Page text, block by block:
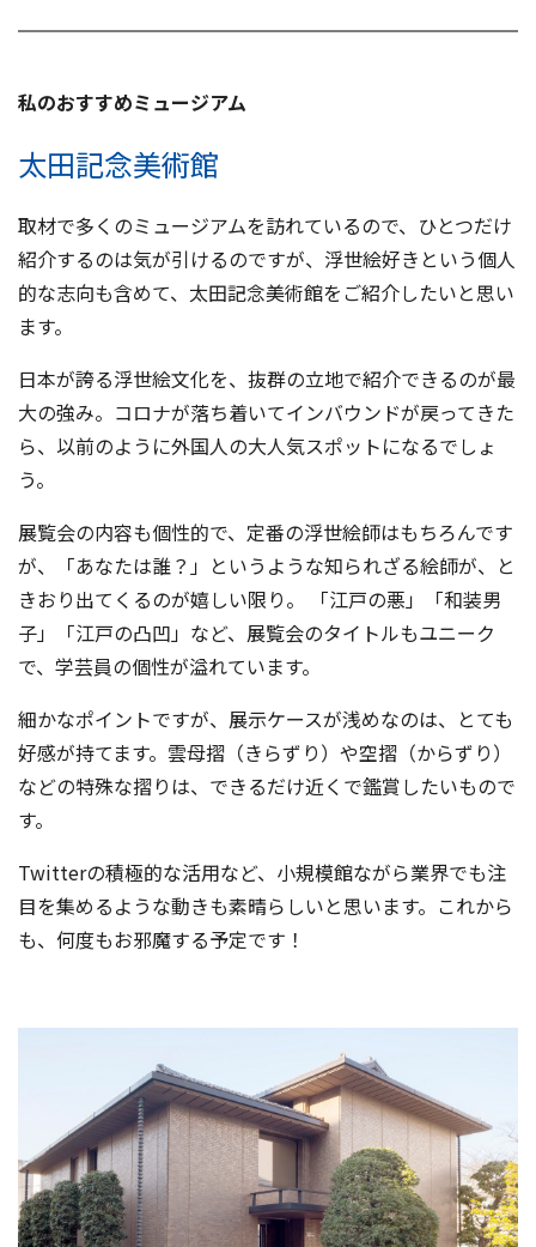
私のおすすめミュージアム
太田記念美術館
取材で多くのミュージアムを訪れているので、ひとつだけ
紹介するのは気が引けるのですが、浮世絵好きという個人
的な志向も含めて、太田記念美術館をご紹介したいと思い
ます。
日本が誇る浮世絵文化を、抜群の立地で紹介できるのが最
大の強み。コロナが落ち着いてインバウンドが戻ってきた
ら、以前のように外国人の大人気スポットになるでしょ
う。
展覧会の内容も個性的で、定番の浮世絵師はもちろんです
が、「あなたは誰？」というような知られざる絵師が、と
きおり出てくるのが嬉しい限り。 「江戸の悪」「和装男
子」「江戸の凸凹」など、展覧会のタイトルもユニーク
で、学芸員の個性が溢れています。
細かなポイントですが、展示ケースが浅めなのは、とても
好感が持てます。雲母摺（きらずり）や空摺（からずり）
などの特殊な摺りは、できるだけ近くで鑑賞したいもので
す。
Twitterの積極的な活用など、小規模館ながら業界でも注
目を集めるような動きも素晴らしいと思います。これから
も、何度もお邪魔する予定です！